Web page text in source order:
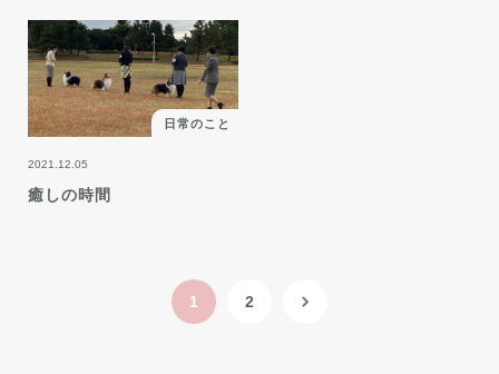
日常のこと
2021.12.05
癒しの時間
1 2